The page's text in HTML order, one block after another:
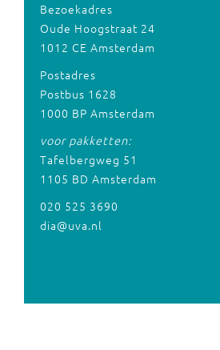
Bezoekadres
Oude Hoogstraat 24
1012 CE Amsterdam
Postadres
Postbus 1628
1000 BP Amsterdam
voor pakketten:
Tafelbergweg 51
1105 BD Amsterdam
020 525 3690
dia@uva.nl